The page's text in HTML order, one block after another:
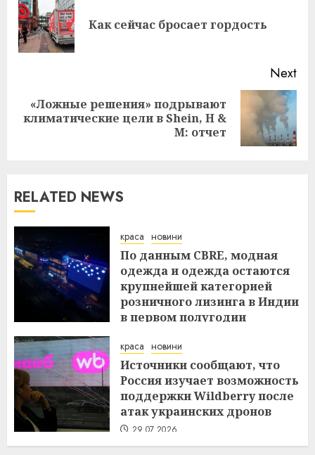
Reading
Как сейчас бросает гордость
Next
Next
«Ложные решения» подрывают
климатические цели в Shein, H &
M: отчет
RELATED NEWS
краса новини
По данным CBRE, модная
одежда и одежда остаются
крупнейшей категорией
розничного лизинга в Индии
в первом полугодии
краса новини
Источники сообщают, что
Россия изучает возможность
поддержки Wildberry после
атак украинских дронов
29.07.2026